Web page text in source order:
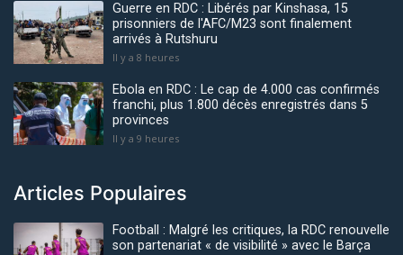
Guerre en RDC : Libérés par Kinshasa, 15
prisonniers de l'AFC/M23 sont finalement
arrivés à Rutshuru
Il y a 8 heures
Ebola en RDC : Le cap de 4.000 cas confirmés
franchi, plus 1.800 décès enregistrés dans 5
provinces
Il y a 9 heures
Articles Populaires
Football : Malgré les critiques, la RDC renouvelle
son partenariat « de visibilité » avec le Barça